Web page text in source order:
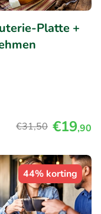
Platte +
€31,50 €19,90
44% korting